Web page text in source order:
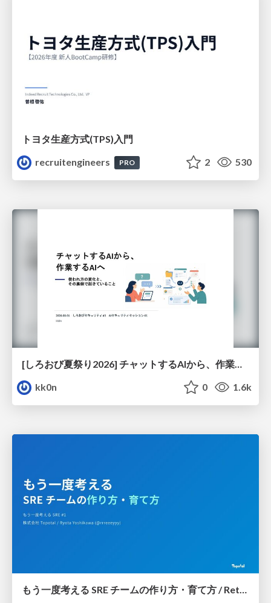
トヨタ⽣産⽅式(TPS)⼊⾨
recruitengineers
PRO 2 530
[しろおび夏祭り2026] チャットするAIから、作業するAIへ - 使われ方の変化と、その裏側で起きていること
kk0n
0 1.6k